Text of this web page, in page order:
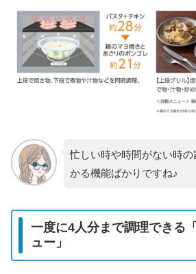
忙しい時や時間がない時
かる機能ばかりですね♪
一度に4人分まで調理できる
ュー」